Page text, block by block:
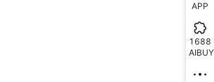
APP
1688
AIBUY